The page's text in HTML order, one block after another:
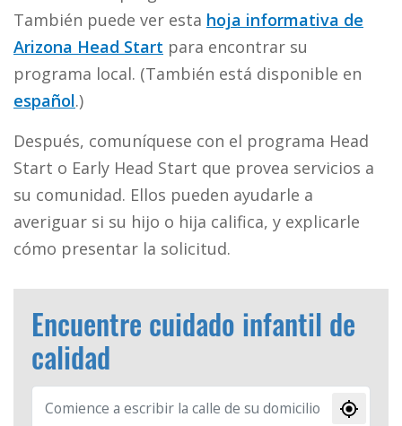
También puede ver esta hoja informativa de
Arizona Head Start para encontrar su
programa local. (También está disponible en
español.)
Después, comuníquese con el programa Head
Start o Early Head Start que provea servicios a
su comunidad. Ellos pueden ayudarle a
averiguar si su hijo o hija califica, y explicarle
cómo presentar la solicitud.
Encuentre cuidado infantil de
calidad